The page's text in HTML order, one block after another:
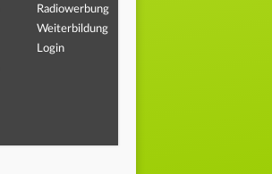
Radiowerbung
Weiterbildung
Login